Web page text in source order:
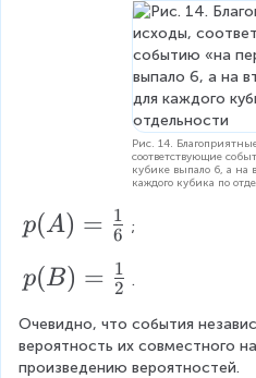
t
\
c
d
1
5
3
}
{
7
}
p
(
)
\
c
o
p
(
B
Рис. 14.
соответствующие
кубике выпало 6, а на
каждого кубика по
p
A
)
=
p(A) = 6
1 ;
p
B
)
p(B) = 2
1 .
Очевидно, что события
вероятность их совместного
произведению вероятностей.